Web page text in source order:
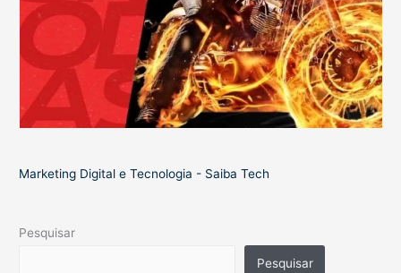
Marketing Digital e Tecnologia - Saiba Tech
Pesquisar
Pesquisar